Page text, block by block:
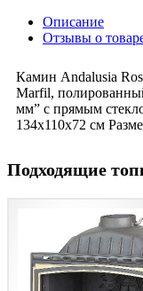
Описание
Отзывы о
Камин Andalusia
Marfil,
мм” с прямым
134x110x72 см
Подходящие